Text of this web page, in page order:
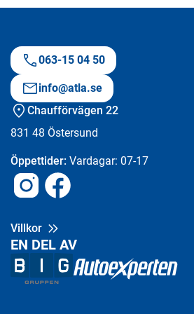
063-15 04 50
info@atla.se
Chaufförvägen 22
831 48 Östersund
Öppettider: Vardagar: 07-17
Villkor
EN DEL AV